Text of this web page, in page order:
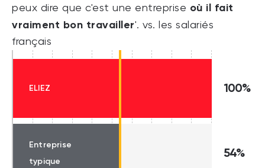
peux dire que c'est une entreprise où il fait
vraiment bon travailler'. vs. les salariés
français
ELIEZ 100%
Entreprise
typique
54%